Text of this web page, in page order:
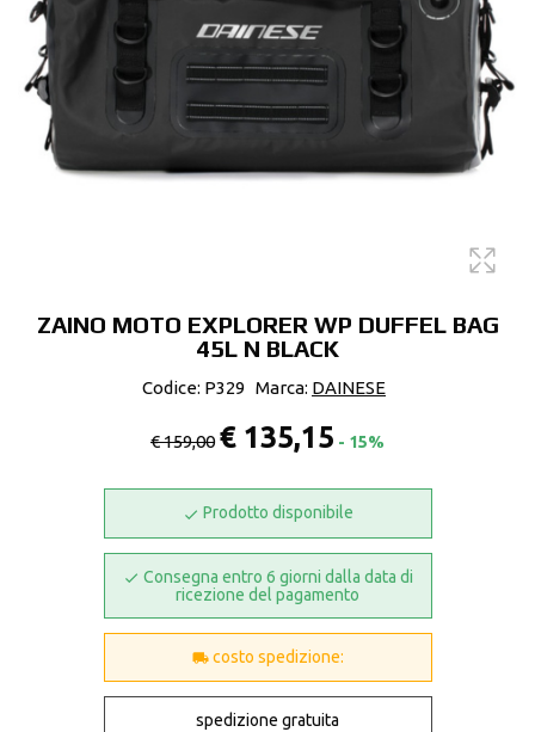
ZAINO MOTO EXPLORER WP DUFFEL BAG
45L N BLACK
Codice: P329 Marca: DAINESE
€ 159,00 € 135,15 - 15%
Prodotto disponibile
Consegna entro 6 giorni dalla data di
ricezione del pagamento
costo spedizione:
spedizione gratuita